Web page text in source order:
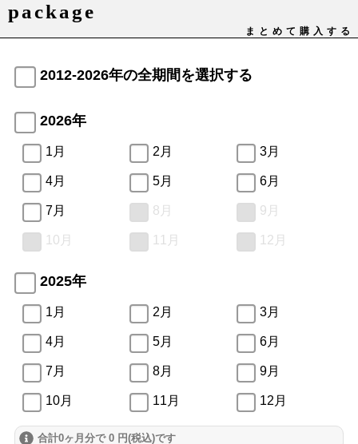
package
まとめて購入する
2012-2026年の全期間を選択する
2026年
1月 2月 3月
4月 5月 6月
7月 8月 9月
10月 11月 12月
2025年
1月 2月 3月
4月 5月 6月
7月 8月 9月
10月 11月 12月
合計0ヶ月分で 0 円(税込)です